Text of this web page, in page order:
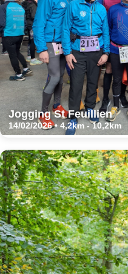
Jogging St Feuillien
14/02/2026 • 4,2km - 10,2km